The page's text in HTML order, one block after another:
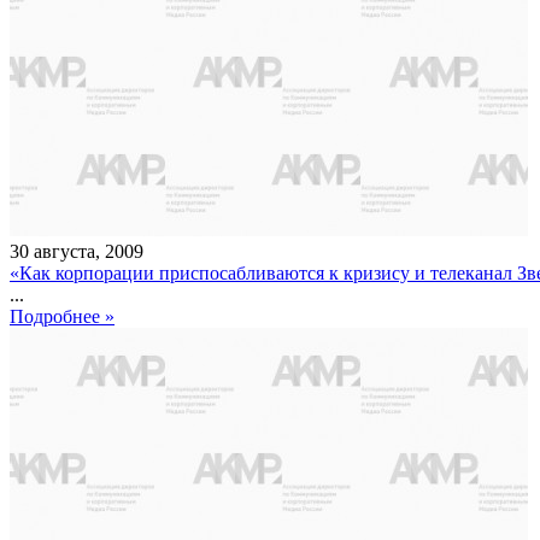
30 августа, 2009
«Как корпорации приспосабливаются к кризису и телеканал
...
Подробнее »